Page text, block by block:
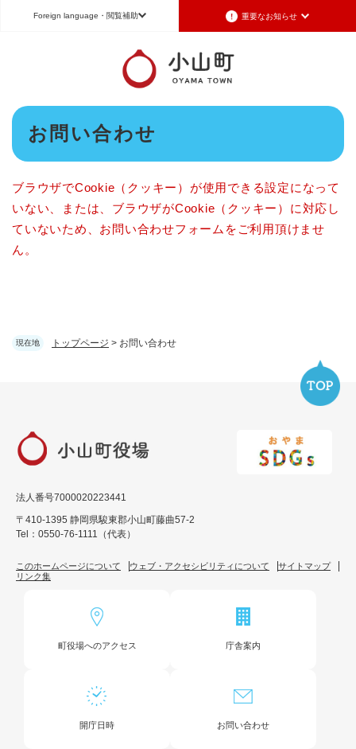
メニューを飛ばして本文へ
Foreign language ・閲覧補助 重要なお知らせ
Foreign language
日本語（Japanese） English（英語）
中文（簡体字）
Português（ポルトガル語）
文字サイズ 標準 拡大 背景色変更 白 黒 青
現在地 トップページ > お問い合わせ
本
お問い合わせ
ブラウザでCookie（クッキー）が使用できる設定になって
いない、または、ブラウザがCookie（クッキー）に対応し
ていないため、お問い合わせフォームをご利用頂けませ
ん。
法人番号7000020223441
〒410-1395 静岡県駿東郡小山町藤曲57-2
Tel：0550-76-1111（代表）
このホームページについて ウェブ・アクセシビリティについて
サイトマップ
リンク集
町役場へのアクセス 庁舎案内
開庁日時 お問い合わせ